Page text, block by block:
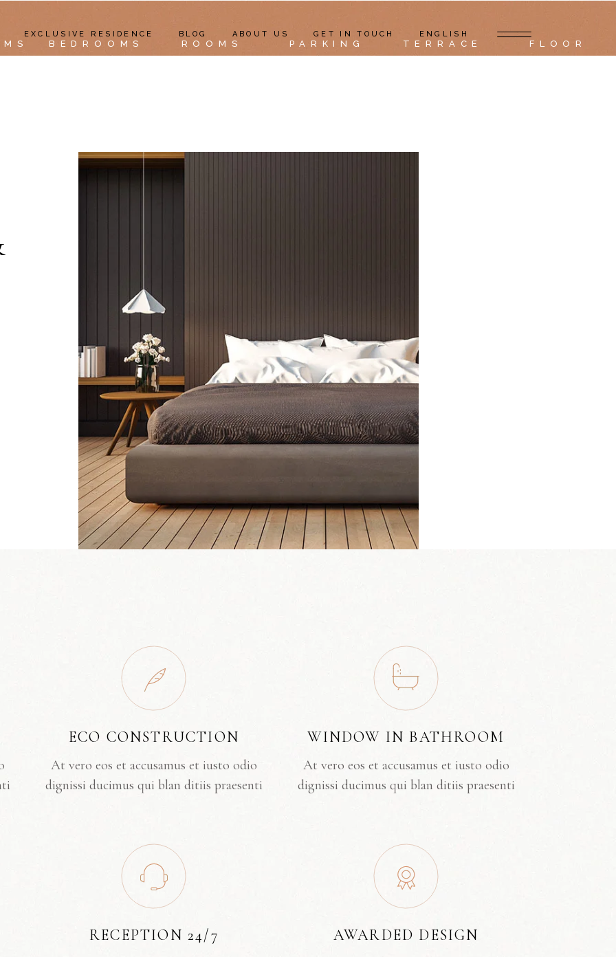
EXCLUSIVE RESIDENCE BLOG ABOUT US GET IN TOUCH ENGLISH
BEDROOMS ROOMS PARKING TERRACE FLOOR
ECO CONSTRUCTION
At vero eos et accusamus et iusto odio
dignissi ducimus qui blan ditiis praesenti
WINDOW IN BATHROOM
At vero eos et accusamus et iusto odio
dignissi ducimus qui blan ditiis praesenti
RECEPTION 24/7 AWARDED DESIGN